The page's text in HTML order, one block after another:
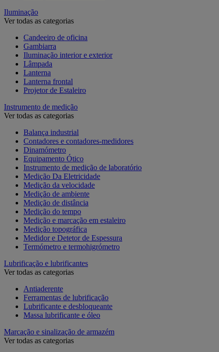
Iluminação
Ver todas as categorias
Candeeiro de oficina
Gambiarra
Iluminação interior e exterior
Lâmpada
Lanterna
Lanterna frontal
Projetor de Estaleiro
Instrumento de medição
Ver todas as categorias
Balança industrial
Contadores e contadores-medidores
Dinamómetro
Equipamento Ótico
Instrumento de medição de laboratório
Medição Da Eletricidade
Medição da velocidade
Medição de ambiente
Medição de distância
Medição do tempo
Medição e marcação em estaleiro
Medição topográfica
Medidor e Detetor de Espessura
Termómetro e termohigrómetro
Lubrificação e lubrificantes
Ver todas as categorias
Antiaderente
Ferramentas de lubrificação
Lubrificante e desbloqueante
Massa lubrificante e óleo
Marcação e sinalização de armazém
Ver todas as categorias